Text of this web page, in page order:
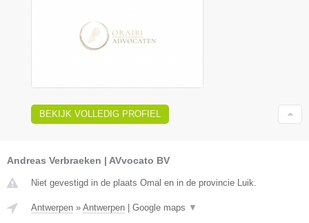
BEKIJK VOLLEDIG PROFIEL
Andreas Verbraeken | AVvocato BV
Niet gevestigd in de plaats Omal en in de provincie Luik.
Antwerpen » Antwerpen Google maps ▼